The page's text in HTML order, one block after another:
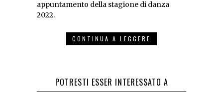
appuntamento della stagione di danza
2022.
CONTINUA A LEGGERE
POTRESTI ESSER INTERESSATO A